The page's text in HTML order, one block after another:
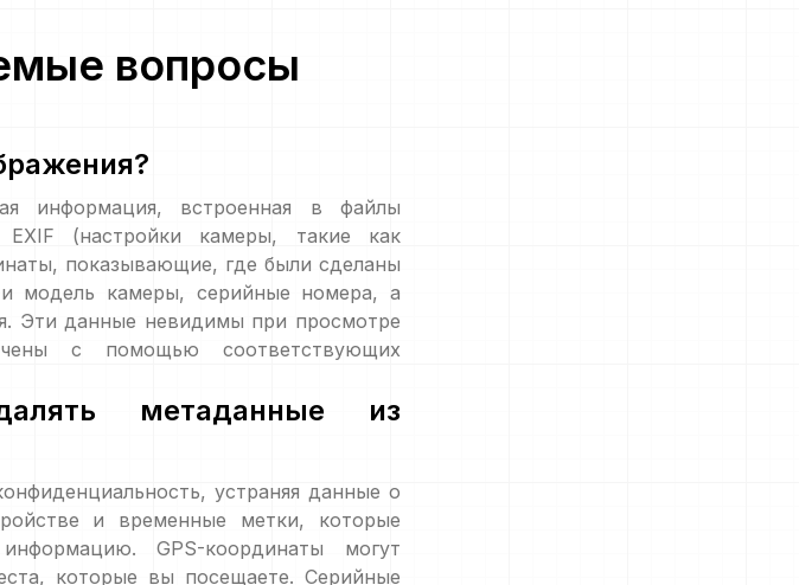
вопросы
информация, встроенная в файлы
(настройки камеры, такие как
показывающие, где были сделаны
модель камеры, серийные номера, а
Эти данные невидимы при просмотре
с помощью соответствующих
метаданные из
устраняя данные о
и временные метки, которые
GPS-координаты могут
которые вы посещаете. Серийные